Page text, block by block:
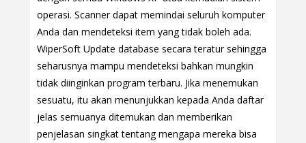
operasi. Scanner dapat memindai seluruh komputer
Anda dan mendeteksi item yang tidak boleh ada.
WiperSoft Update database secara teratur sehingga
seharusnya mampu mendeteksi bahkan mungkin
tidak diinginkan program terbaru. Jika menemukan
sesuatu, itu akan menunjukkan kepada Anda daftar
jelas semuanya ditemukan dan memberikan
penjelasan singkat tentang mengapa mereka bisa